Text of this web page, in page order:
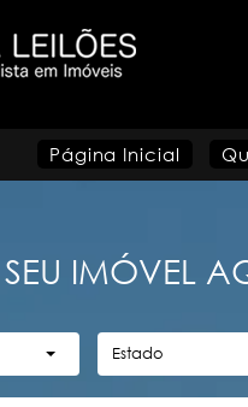
Página Inicial
IMÓVEL
Estado